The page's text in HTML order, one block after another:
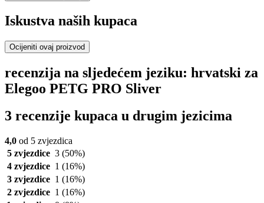
Iskustva naših kupaca
Ocijeniti ovaj proizvod
recenzija na sljedećem jeziku: hrvatski za
Elegoo PETG PRO Sliver
3 recenzije kupaca u drugim jezicima
4,0 od 5 zvjezdica
5 zvjezdice 3 (50%)
4 zvjezdice 1 (16%)
3 zvjezdice 1 (16%)
2 zvjezdice 1 (16%)